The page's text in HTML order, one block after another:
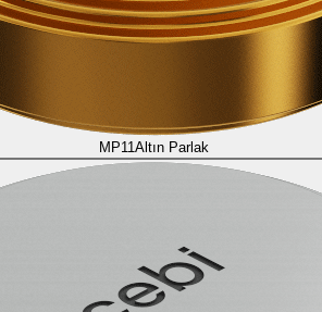
MP11Altın Parlak